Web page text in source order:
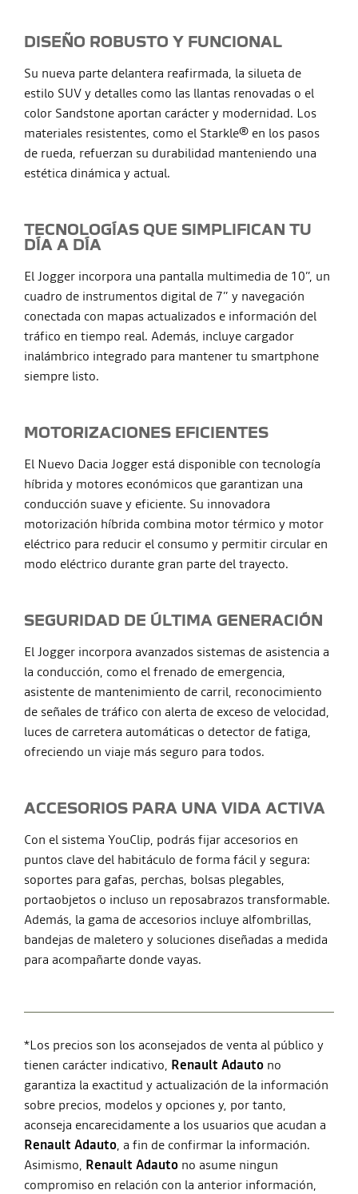
DISEÑO ROBUSTO Y FUNCIONAL
Su nueva parte delantera reafirmada, la silueta de
estilo SUV y detalles como las llantas renovadas o el
color Sandstone aportan carácter y modernidad. Los
materiales resistentes, como el Starkle® en los pasos
de rueda, refuerzan su durabilidad manteniendo una
estética dinámica y actual.
TECNOLOGÍAS QUE SIMPLIFICAN TU
DÍA A DÍA
El Jogger incorpora una pantalla multimedia de 10”, un
cuadro de instrumentos digital de 7” y navegación
conectada con mapas actualizados e información del
tráfico en tiempo real. Además, incluye cargador
inalámbrico integrado para mantener tu smartphone
siempre listo.
MOTORIZACIONES EFICIENTES
El Nuevo Dacia Jogger está disponible con tecnología
híbrida y motores económicos que garantizan una
conducción suave y eficiente. Su innovadora
motorización híbrida combina motor térmico y motor
eléctrico para reducir el consumo y permitir circular en
modo eléctrico durante gran parte del trayecto.
SEGURIDAD DE ÚLTIMA GENERACIÓN
El Jogger incorpora avanzados sistemas de asistencia a
la conducción, como el frenado de emergencia,
asistente de mantenimiento de carril, reconocimiento
de señales de tráfico con alerta de exceso de velocidad,
luces de carretera automáticas o detector de fatiga,
ofreciendo un viaje más seguro para todos.
ACCESORIOS PARA UNA VIDA ACTIVA
Con el sistema YouClip, podrás fijar accesorios en
puntos clave del habitáculo de forma fácil y segura:
soportes para gafas, perchas, bolsas plegables,
portaobjetos o incluso un reposabrazos transformable.
Además, la gama de accesorios incluye alfombrillas,
bandejas de maletero y soluciones diseñadas a medida
para acompañarte donde vayas.
*Los precios son los aconsejados de venta al público y
tienen carácter indicativo, Renault Adauto no
garantiza la exactitud y actualización de la información
sobre precios, modelos y opciones y, por tanto,
aconseja encarecidamente a los usuarios que acudan a
Renault Adauto, a fin de confirmar la información.
Asimismo, Renault Adauto no asume ningun
compromiso en relación con la anterior información,